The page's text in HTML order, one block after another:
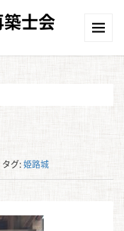
士会
タグ:姫路城